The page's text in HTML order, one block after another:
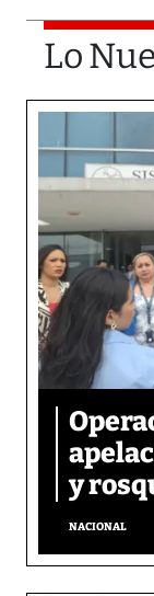
Lo
y
NACIONAL